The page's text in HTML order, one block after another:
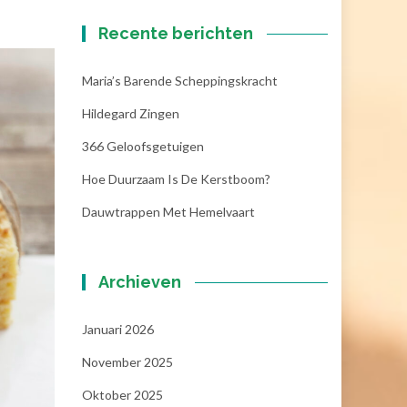
Recente berichten
Maria’s Barende Scheppingskracht
Hildegard Zingen
366 Geloofsgetuigen
Hoe Duurzaam Is De Kerstboom?
Dauwtrappen Met Hemelvaart
Archieven
Januari 2026
November 2025
Oktober 2025